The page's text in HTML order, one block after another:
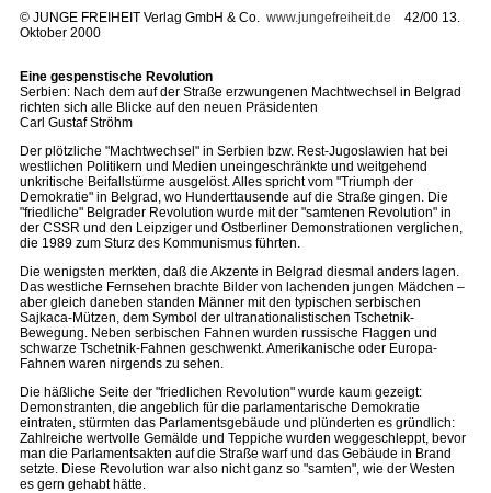
© JUNGE FREIHEIT Verlag GmbH & Co. www.jungefreiheit.de 42/00 13.
Oktober 2000
Eine gespenstische Revolution
Serbien: Nach dem auf der Straße erzwungenen Machtwechsel in Belgrad
richten sich alle Blicke auf den neuen Präsidenten
Carl Gustaf Ströhm
Der plötzliche "Machtwechsel" in Serbien bzw. Rest-Jugoslawien hat bei
westlichen Politikern und Medien uneingeschränkte und weitgehend
unkritische Beifallstürme ausgelöst. Alles spricht vom "Triumph der
Demokratie" in Belgrad, wo Hunderttausende auf die Straße gingen. Die
"friedliche" Belgrader Revolution wurde mit der "samtenen Revolution" in
der CSSR und den Leipziger und Ostberliner Demonstrationen verglichen,
die 1989 zum Sturz des Kommunismus führten.
Die wenigsten merkten, daß die Akzente in Belgrad diesmal anders lagen.
Das westliche Fernsehen brachte Bilder von lachenden jungen Mädchen –
aber gleich daneben standen Männer mit den typischen serbischen
Sajkaca-Mützen, dem Symbol der ultranationalistischen Tschetnik-
Bewegung. Neben serbischen Fahnen wurden russische Flaggen und
schwarze Tschetnik-Fahnen geschwenkt. Amerikanische oder Europa-
Fahnen waren nirgends zu sehen.
Die häßliche Seite der "friedlichen Revolution" wurde kaum gezeigt:
Demonstranten, die angeblich für die parlamentarische Demokratie
eintraten, stürmten das Parlamentsgebäude und plünderten es gründlich:
Zahlreiche wertvolle Gemälde und Teppiche wurden weggeschleppt, bevor
man die Parlamentsakten auf die Straße warf und das Gebäude in Brand
setzte. Diese Revolution war also nicht ganz so "samten", wie der Westen
es gern gehabt hätte.